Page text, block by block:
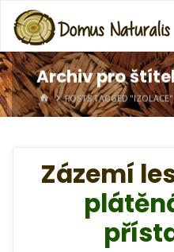
Archiv pro
HOMEPOSTS TAGGED "IZOLACE"
Zázemí